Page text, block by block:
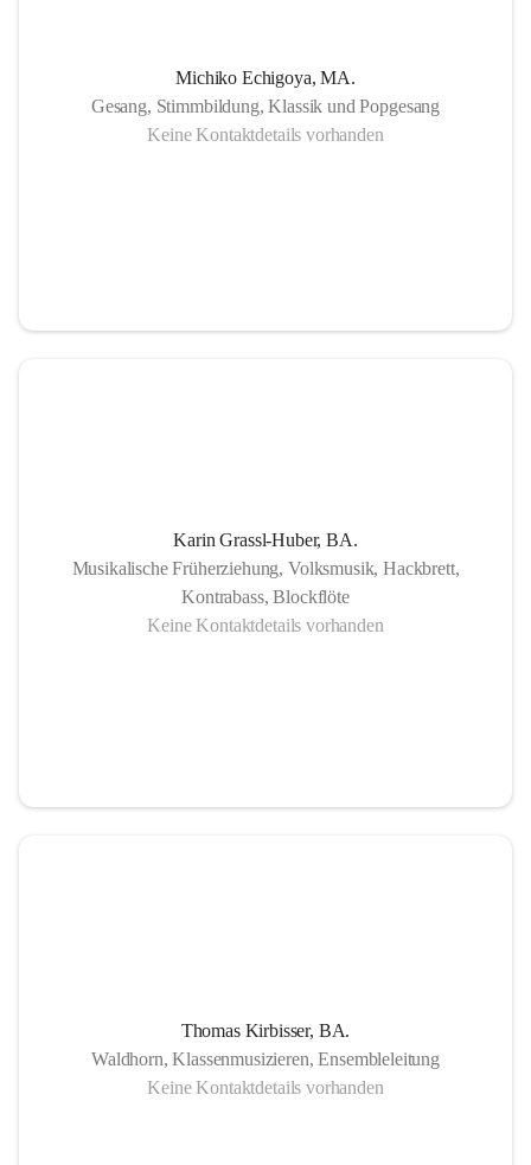
Michiko Echigoya, MA.
Gesang, Stimmbildung, Klassik und Popgesang
Keine Kontaktdetails vorhanden
Karin Grassl-Huber, BA.
Musikalische Früherziehung, Volksmusik, Hackbrett,
Kontrabass, Blockflöte
Keine Kontaktdetails vorhanden
Thomas Kirbisser, BA.
Waldhorn, Klassenmusizieren, Ensembleleitung
Keine Kontaktdetails vorhanden